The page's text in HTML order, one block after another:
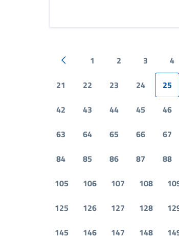
Pagina precedente
1 2 3 4
21
22 23 24 25
42
43 44 45 46
63
64 65 66 67
84
85 86 87 88
105
106 107 108
125
126 127 128
145
146 147 148